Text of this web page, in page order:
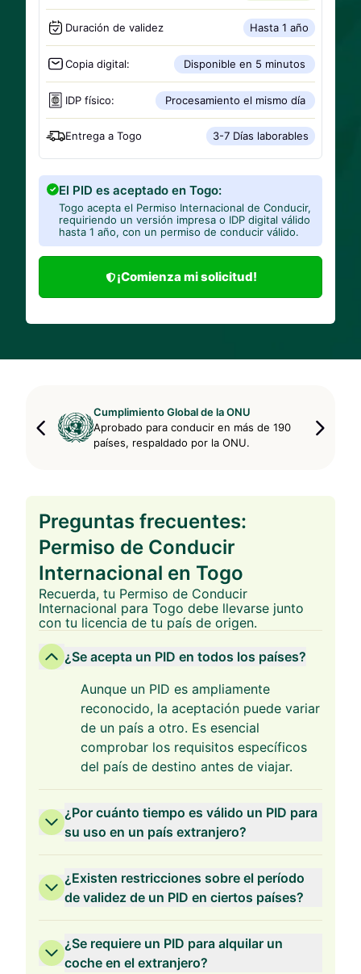
Duración de validez Hasta 1 año
Copia digital: Disponible en 5 minutos
IDP físico: Procesamiento el mismo día
Entrega a Togo 3-7 Días laborables
El PID es aceptado en Togo:
Togo acepta el Permiso Internacional de Conducir,
requiriendo un versión impresa o IDP digital válido
hasta 1 año, con un permiso de conducir válido.
¡Comienza mi solicitud!
Cumplimiento Global de la ONU
Aprobado para conducir en más de 190
países, respaldado por la ONU.
Preguntas frecuentes:
Permiso de Conducir
Internacional en Togo
Recuerda, tu Permiso de Conducir
Internacional para Togo debe llevarse junto
con tu licencia de tu país de origen.
¿Se acepta un PID en todos los países?
Aunque un PID es ampliamente
reconocido, la aceptación puede variar
de un país a otro. Es esencial
comprobar los requisitos específicos
del país de destino antes de viajar.
¿Por cuánto tiempo es válido un PID para
su uso en un país extranjero?
¿Existen restricciones sobre el período
de validez de un PID en ciertos países?
¿Se requiere un PID para alquilar un
coche en el extranjero?